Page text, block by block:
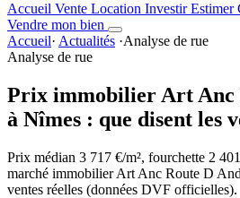
Accueil Vente Location InvestirEstimer
Vendre mon bien
Accueil· Actualités ·Analyse de rue
Analyse de rue
Prix immobilier Art Anc
à Nîmes : que disent les
Prix médian 3 717 €/m², fourchette 2
marché immobilier Art Anc Route D
ventes réelles (données DVF officielles).